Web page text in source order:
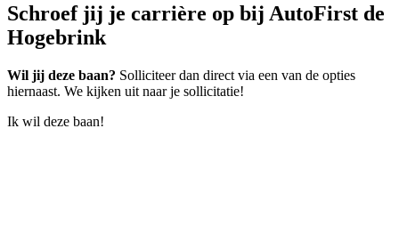
Schroef jij je carrière op bij AutoFirst de
Hogebrink
Wil jij deze baan? Solliciteer dan direct via een van de opties
hiernaast. We kijken uit naar je sollicitatie!
Ik wil deze baan!